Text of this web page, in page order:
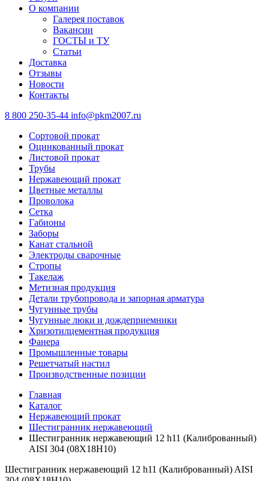
О компании
Галерея поставок
Вакансии
ГОСТЫ и ТУ
Статьи
Доставка
Отзывы
Новости
Контакты
8 800 250-35-44 info@pkm2007.ru
Сортовой прокат
Оцинкованный прокат
Листовой прокат
Трубы
Нержавеющий прокат
Цветные металлы
Проволока
Сетка
Габионы
Заборы
Канат стальной
Электроды сварочные
Стропы
Такелаж
Метизная продукция
Детали трубопровода и запорная арматура
Чугунные трубы
Чугунные люки и дождеприемники
Хризотилцементная продукция
Фанера
Промышленные товары
Решетчатый настил
Производственные позиции
Главная
Каталог
Нержавеющий прокат
Шестигранник нержавеющий
Шестигранник нержавеющий 12 h11 (Калиброванный)
AISI 304 (08Х18Н10)
Шестигранник нержавеющий 12 h11 (Калиброванный) AISI